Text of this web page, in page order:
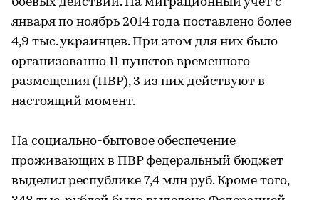
января по ноябрь 2014 года поставлено более
4,9 тыс. украинцев. При этом для них было
организованно 11 пунктов временного
размещения (ПВР), 3 из них действуют в
настоящий момент.
На социально-бытовое обеспечение
проживающих в ПВР федеральный бюджет
выделил республике 7,4 млн руб. Кроме того,